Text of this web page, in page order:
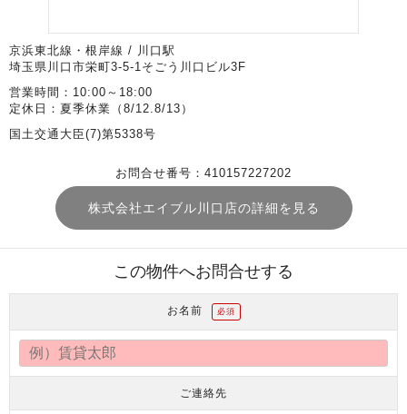
京浜東北線・根岸線 / 川口駅
埼玉県川口市栄町3-5-1そごう川口ビル3F
営業時間：10:00～18:00
定休日：夏季休業（8/12.8/13）
国土交通大臣(7)第5338号
お問合せ番号：410157227202
株式会社エイブル川口店の詳細を見る
この物件へお問合せする
お名前 必須
ご連絡先